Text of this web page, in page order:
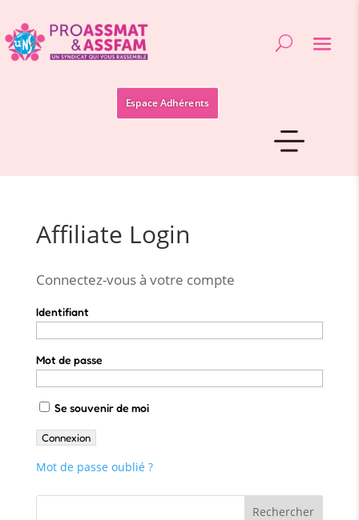
Espace Adhérents
Affiliate Login
Connectez-vous à votre compte
Identifiant
Mot de passe
Se souvenir de moi
Mot de passe oublié ?
Rechercher